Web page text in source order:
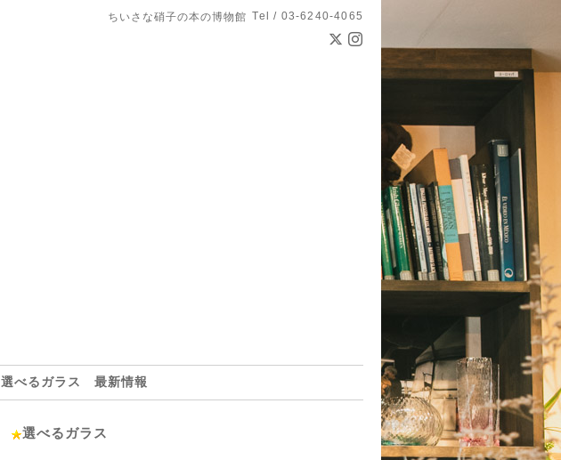
ちいさな硝子の本の博物館 Tel / 03-6240-4065
選べるガラス 最新情報
選べるガラス